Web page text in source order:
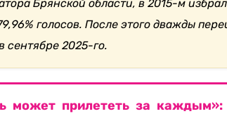
Брянской области, в 2015-м
голосов. После этого дважды
сентябре 2025-го.
может прилететь за